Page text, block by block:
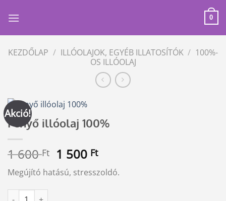
0
KEZDŐLAP / ILLÓOLAJOK, EGYÉB ILLATOSÍTÓK / 100%-
OS ILLÓOLAJ
Akció!
Fenyő illóolaj 100%
1 600Ft Original
price
was:
1 500 FtCurrent
price
is:
Megújító hatású, stresszoldó.
Fenyő illóolaj 100% mennyiség
Alternative: